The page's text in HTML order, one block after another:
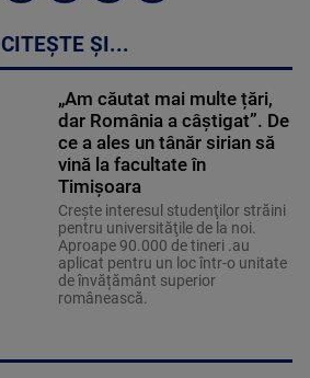
CITEȘTE ȘI...
„Am căutat mai multe țări,
dar România a câștigat”. De
ce a ales un tânăr sirian să
vină la facultate în
Timișoara
Creşte interesul studenţilor străini
pentru universităţile de la noi.
Aproape 90.000 de tineri .au
aplicat pentru un loc într-o unitate
de învățământ superior
românească.